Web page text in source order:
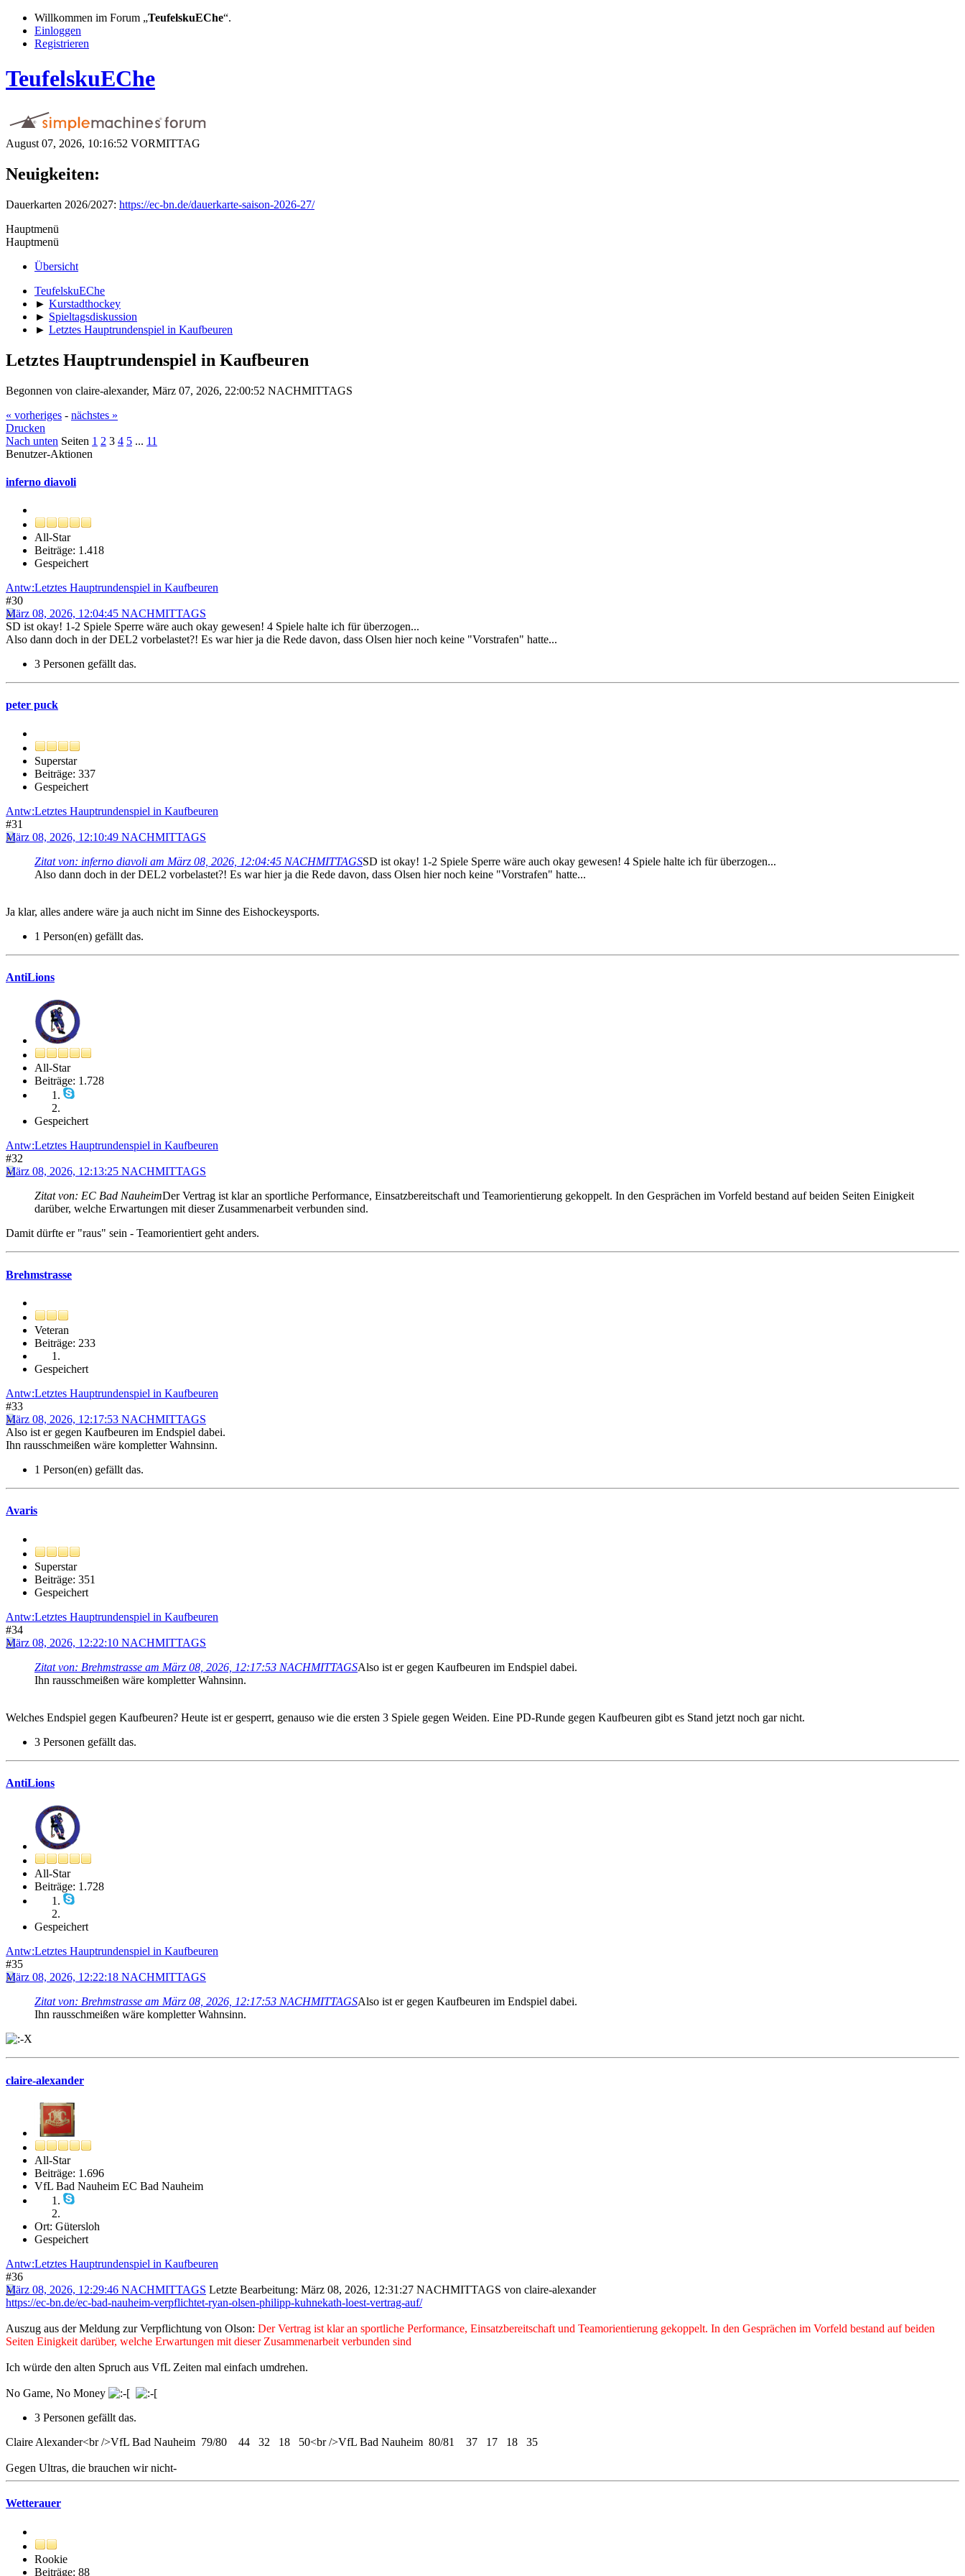
Willkommen im Forum „TeufelskuEChe“.
Einloggen
Registrieren
TeufelskuEChe
August 07, 2026, 10:16:52 VORMITTAG
Neuigkeiten:
Dauerkarten 2026/2027: https://ec-bn.de/dauerkarte-saison-2026-27/
Hauptmenü
Hauptmenü
Übersicht
TeufelskuEChe
► Kurstadthockey
► Spieltagsdiskussion
► Letztes Hauptrundenspiel in Kaufbeuren
Letztes Hauptrundenspiel in Kaufbeuren
Begonnen von claire-alexander, März 07, 2026, 22:00:52 NACHMITTAGS
« vorheriges - nächstes »
Drucken
Nach unten Seiten 1 2 3 4 5 ... 11
Benutzer-Aktionen
inferno diavoli
All-Star
Beiträge: 1.418
Gespeichert
Antw:Letztes Hauptrundenspiel in Kaufbeuren
#30
März 08, 2026, 12:04:45 NACHMITTAGS
SD ist okay! 1-2 Spiele Sperre wäre auch okay gewesen! 4 Spiele halte ich für überzogen...
Also dann doch in der DEL2 vorbelastet?! Es war hier ja die Rede davon, dass Olsen hier noch keine "Vorstrafen" hatte...
3 Personen gefällt das.
peter puck
Superstar
Beiträge: 337
Gespeichert
Antw:Letztes Hauptrundenspiel in Kaufbeuren
#31
März 08, 2026, 12:10:49 NACHMITTAGS
Zitat von: inferno diavoli am März 08, 2026, 12:04:45 NACHMITTAGSSD ist okay! 1-2 Spiele Sperre wäre auch okay gewesen! 4 Spiele halte ich für überzogen...
Also dann doch in der DEL2 vorbelastet?! Es war hier ja die Rede davon, dass Olsen hier noch keine "Vorstrafen" hatte...
Ja klar, alles andere wäre ja auch nicht im Sinne des Eishockeysports.
1 Person(en) gefällt das.
AntiLions
All-Star
Beiträge: 1.728
Gespeichert
Antw:Letztes Hauptrundenspiel in Kaufbeuren
#32
März 08, 2026, 12:13:25 NACHMITTAGS
Zitat von: EC Bad NauheimDer Vertrag ist klar an sportliche Performance, Einsatzbereitschaft und Teamorientierung gekoppelt. In den Gesprächen im Vorfeld bestand auf beiden Seiten Einigkeit
darüber, welche Erwartungen mit dieser Zusammenarbeit verbunden sind.
Damit dürfte er "raus" sein - Teamorientiert geht anders.
Brehmstrasse
Veteran
Beiträge: 233
Gespeichert
Antw:Letztes Hauptrundenspiel in Kaufbeuren
#33
März 08, 2026, 12:17:53 NACHMITTAGS
Also ist er gegen Kaufbeuren im Endspiel dabei.
Ihn rausschmeißen wäre kompletter Wahnsinn.
1 Person(en) gefällt das.
Avaris
Superstar
Beiträge: 351
Gespeichert
Antw:Letztes Hauptrundenspiel in Kaufbeuren
#34
März 08, 2026, 12:22:10 NACHMITTAGS
Zitat von: Brehmstrasse am März 08, 2026, 12:17:53 NACHMITTAGSAlso ist er gegen Kaufbeuren im Endspiel dabei.
Ihn rausschmeißen wäre kompletter Wahnsinn.
Welches Endspiel gegen Kaufbeuren? Heute ist er gesperrt, genauso wie die ersten 3 Spiele gegen Weiden. Eine PD-Runde gegen Kaufbeuren gibt es Stand jetzt noch gar nicht.
3 Personen gefällt das.
AntiLions
All-Star
Beiträge: 1.728
Gespeichert
Antw:Letztes Hauptrundenspiel in Kaufbeuren
#35
März 08, 2026, 12:22:18 NACHMITTAGS
Zitat von: Brehmstrasse am März 08, 2026, 12:17:53 NACHMITTAGSAlso ist er gegen Kaufbeuren im Endspiel dabei.
Ihn rausschmeißen wäre kompletter Wahnsinn.
claire-alexander
All-Star
Beiträge: 1.696
VfL Bad Nauheim EC Bad Nauheim
Ort: Gütersloh
Gespeichert
Antw:Letztes Hauptrundenspiel in Kaufbeuren
#36
März 08, 2026, 12:29:46 NACHMITTAGS Letzte Bearbeitung: März 08, 2026, 12:31:27 NACHMITTAGS von claire-alexander
https://ec-bn.de/ec-bad-nauheim-verpflichtet-ryan-olsen-philipp-kuhnekath-loest-vertrag-auf/
Auszug aus der Meldung zur Verpflichtung von Olson: Der Vertrag ist klar an sportliche Performance, Einsatzbereitschaft und Teamorientierung gekoppelt. In den Gesprächen im Vorfeld bestand auf beiden
Seiten Einigkeit darüber, welche Erwartungen mit dieser Zusammenarbeit verbunden sind
Ich würde den alten Spruch aus VfL Zeiten mal einfach umdrehen.
No Game, No Money
3 Personen gefällt das.
Claire Alexander<br />VfL Bad Nauheim 79/80 44 32 18 50<br />VfL Bad Nauheim 80/81 37 17 18 35
Gegen Ultras, die brauchen wir nicht-
Wetterauer
Rookie
Beiträge: 88